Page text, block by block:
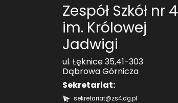
Zespół Szkół nr 4
im. Królowej
Jadwigi
ul. Łęknice 35,41-303
Dąbrowa Górnicza
Sekretariat:
sekretariat@zs4.dg.pl